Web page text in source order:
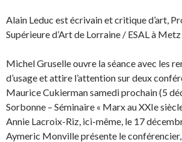
Alain Leduc est écrivain et critique d’art,
Supérieure d’Art de Lorraine / ESAL à Metz
Michel Gruselle ouvre la séance avec les
d’usage et attire l’attention sur deux
Maurice Cukierman samedi prochain (5
Sorbonne – Séminaire « Marx au XXIe
Annie Lacroix-Riz, ici-même, le 17
Aymeric Monville présente le